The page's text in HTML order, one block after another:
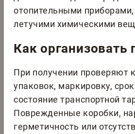
отопительными приборами,
летучими химическими
Как организовать
При получении проверяют
упаковок, маркировку,
состояние транспортной
Поврежденные коробки,
герметичность или